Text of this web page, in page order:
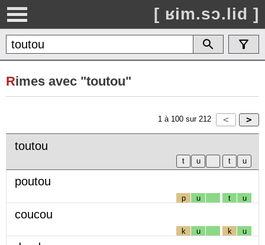
[ ʁim.sɔ.lid ]
Rimes avec "toutou"
1 à 100 sur 212
toutou
poutou
p u t u
coucou
k u k u